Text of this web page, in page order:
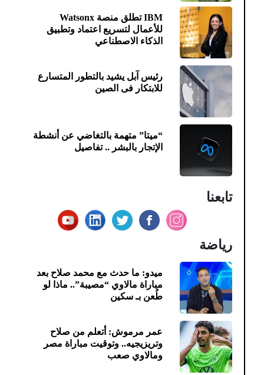
IBM تطلق منصة Watsonx
للأعمال لتسريع اعتماد وتطبيق
الذكاء الاصطناعي
رئيس آبل يشيد بالتطور المتسارع
للابتكار فى الصين
“ميتا” متهمة بالتغاضي عن أنشطة
الإتجار بالبشر .. تفاصيل
تابعنا
رياضة
ميدو: ما حدث مع محمد صلاح بعد
مباراة مالاوي “مصيبة”.. ماذا لو
طُعن بـ سكين
عمر مرموش: أتعلم من صلاح
وتريزيجيه.. وتوقيت مباراة مصر
ومالاوي صعب